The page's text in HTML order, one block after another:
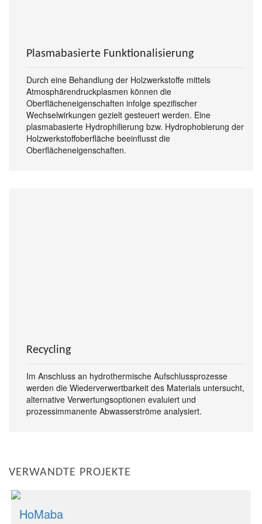
Plasmabasierte Funktionalisierung
Durch eine Behandlung der Holzwerkstoffe mittels
Atmosphärendruckplasmen können die
Oberflächeneigenschaften infolge spezifischer
Wechselwirkungen gezielt gesteuert werden. Eine
plasmabasierte Hydrophilierung bzw. Hydrophobierung der
Holzwerkstoffoberfläche beeinflusst die
Oberflächeneigenschaften.
Recycling
Im Anschluss an hydrothermische Aufschlussprozesse
werden die Wiederverwertbarkeit des Materials untersucht,
alternative Verwertungsoptionen evaluiert und
prozessimmanente Abwasserströme analysiert.
VERWANDTE PROJEKTE
HoMaba